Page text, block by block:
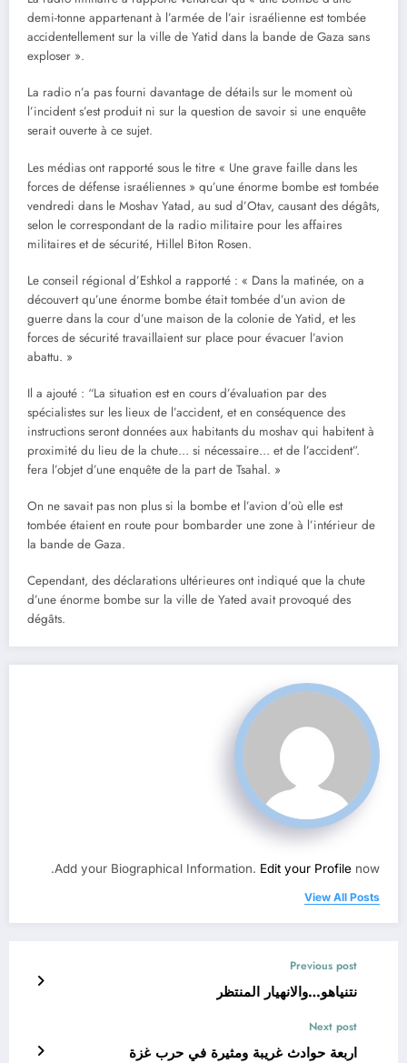
demi-tonne appartenant à l’armée de l’air israélienne est tombée
accidentellement sur la ville de Yatid dans la bande de Gaza sans
exploser ».
La radio n’a pas fourni davantage de détails sur le moment où
l’incident s’est produit ni sur la question de savoir si une enquête
serait ouverte à ce sujet.
Les médias ont rapporté sous le titre « Une grave faille dans les
forces de défense israéliennes » qu’une énorme bombe est tombée
vendredi dans le Moshav Yatad, au sud d’Otav, causant des dégâts,
selon le correspondant de la radio militaire pour les affaires
militaires et de sécurité, Hillel Biton Rosen.
Le conseil régional d’Eshkol a rapporté : « Dans la matinée, on a
découvert qu’une énorme bombe était tombée d’un avion de
guerre dans la cour d’une maison de la colonie de Yatid, et les
forces de sécurité travaillaient sur place pour évacuer l’avion
abattu. »
Il a ajouté : “La situation est en cours d’évaluation par des
spécialistes sur les lieux de l’accident, et en conséquence des
instructions seront données aux habitants du moshav qui habitent à
proximité du lieu de la chute… si nécessaire… et de l’accident”.
fera l’objet d’une enquête de la part de Tsahal. »
On ne savait pas non plus si la bombe et l’avion d’où elle est
tombée étaient en route pour bombarder une zone à l’intérieur de
la bande de Gaza.
Cependant, des déclarations ultérieures ont indiqué que la chute
d’une énorme bombe sur la ville de Yated avait provoqué des
dégâts.
Add your Biographical Information. Edit your Profile now.
View All Posts
Previous post
نتنياهو…والانهيار المنتظر
Next post
اربعة حوادث غريبة ومثيرة في حرب غزة